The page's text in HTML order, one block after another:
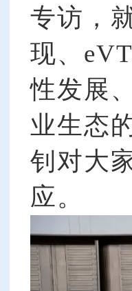
专访，
现、
性发展
业生态
钊对大
应。